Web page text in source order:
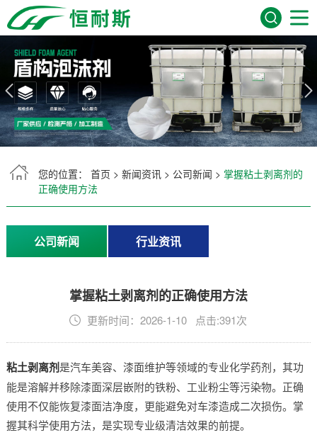
网站首页
关于我们
产品展示
服务领域
新闻资讯
常见问题
您的位置： 首页 > 新闻资讯> 公司新闻 > 掌握粘土剥离剂的
正确使用方法
公司新闻 行业资讯
掌握粘土剥离剂的正确使用方法
更新时间：2026-1-10 点击:391次
粘土剥离剂是汽车美容、漆面维护等领域的专业化学药剂，其功
能是溶解并移除漆面深层嵌附的铁粉、工业粉尘等污染物。正确
使用不仅能恢复漆面洁净度，更能避免对车漆造成二次损伤。掌
握其科学使用方法，是实现专业级清洁效果的前提。